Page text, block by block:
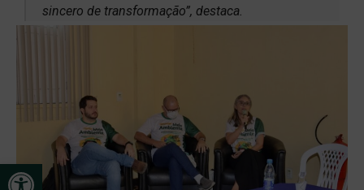
Open toolbar
sincero de transformação”, destaca.